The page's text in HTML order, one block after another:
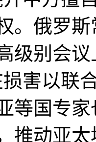
。俄罗
级别会
害以联
等国专
推动亚